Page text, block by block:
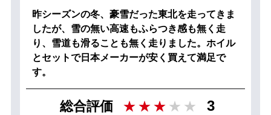
昨シーズンの冬、豪雪だった東北を走ってきま
したが、雪の無い高速もふらつき感も無く走
り、雪道も滑ることも無く走りました。ホイル
とセットで日本メーカーが安く買えて満足で
す。
総合評価 3